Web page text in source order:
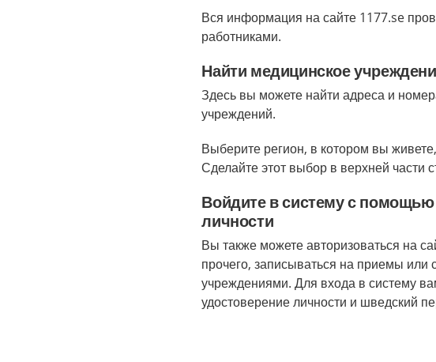
Вся информация на сайте 1177.se
работниками.
Найти медицинское
Здесь вы можете найти адреса и
учреждений.
Выберите регион, в котором вы
Сделайте этот выбор в верхней части
Войдите в систему с помощью
личности
Вы также можете авторизоваться на
прочего, записываться на приемы или
учреждениями. Для входа в систему
удостоверение личности и шведский